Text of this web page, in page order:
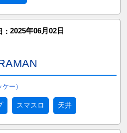
2025年06月02日
ー）
スマスロ 天井